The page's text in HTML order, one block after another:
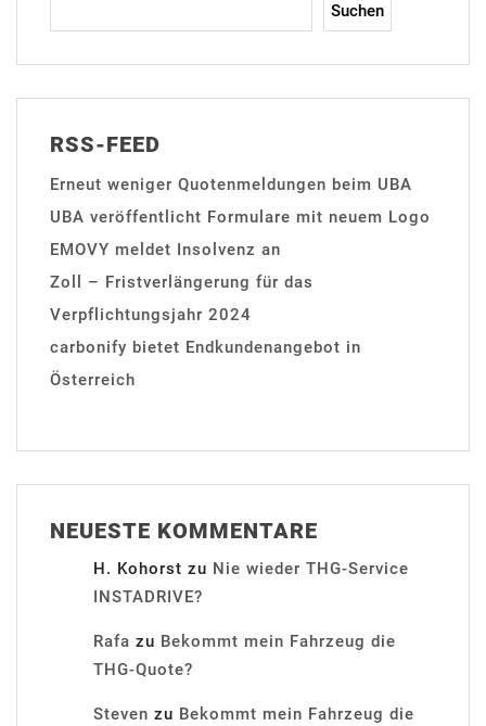
Suchen
RSS-FEED
Erneut weniger Quotenmeldungen beim UBA
UBA veröffentlicht Formulare mit neuem Logo
EMOVY meldet Insolvenz an
Zoll – Fristverlängerung für das
Verpflichtungsjahr 2024
carbonify bietet Endkundenangebot in
Österreich
NEUESTE KOMMENTARE
H. Kohorst zu Nie wieder THG-Service
INSTADRIVE?
Rafa zu Bekommt mein Fahrzeug die
THG-Quote?
Steven zu Bekommt mein Fahrzeug die